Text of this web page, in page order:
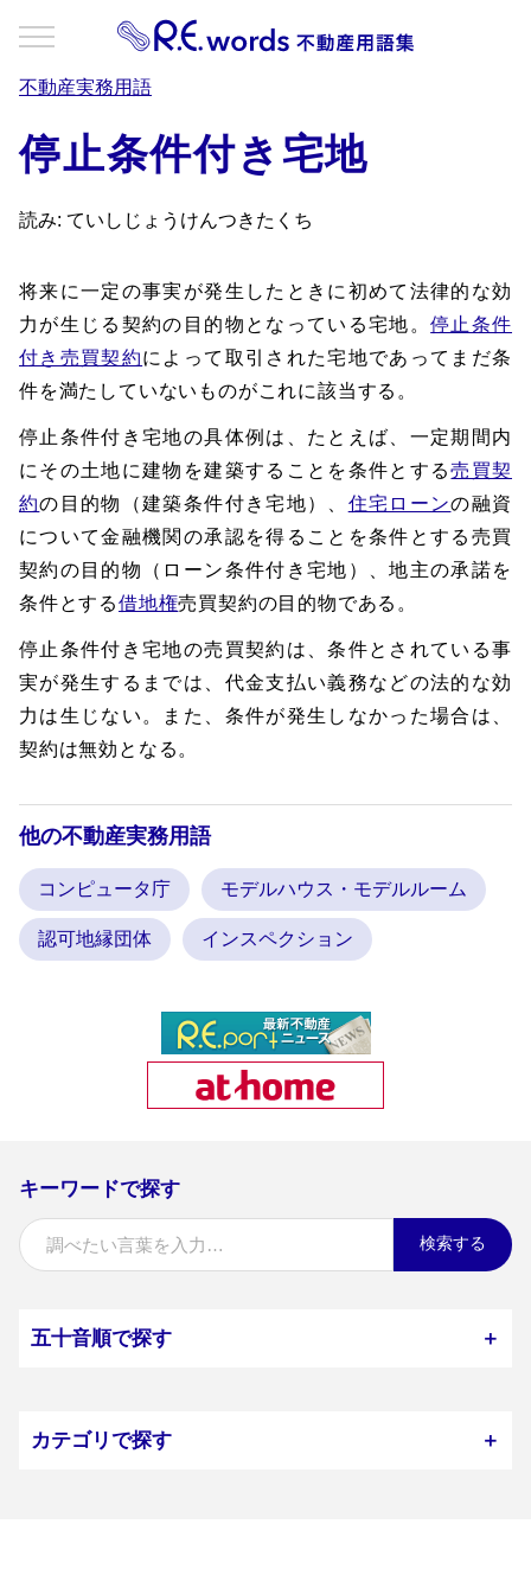
キーワードで探す
検索する
五十音順で探す ＋
カテゴリで探す ＋
不動産実務用語
停止条件付き宅地
読み: ていしじょうけんつきたくち
将来に一定の事実が発生したときに初めて法律的な効
力が生じる契約の目的物となっている宅地。停止条件
付き売買契約によって取引された宅地であってまだ条
件を満たしていないものがこれに該当する。
停止条件付き宅地の具体例は、たとえば、一定期間内
にその土地に建物を建築することを条件とする売買契
約の目的物（建築条件付き宅地）、 住宅ローンの融資
について金融機関の承認を得ることを条件とする売買
契約の目的物（ローン条件付き宅地）、地主の承諾を
条件とする借地権売買契約の目的物である。
停止条件付き宅地の売買契約は、条件とされている事
実が発生するまでは、代金支払い義務などの法的な効
力は生じない。また、条件が発生しなかった場合は、
契約は無効となる。
他の不動産実務用語
コンピュータ庁 モデルハウス・モデルルーム
認可地縁団体 インスペクション